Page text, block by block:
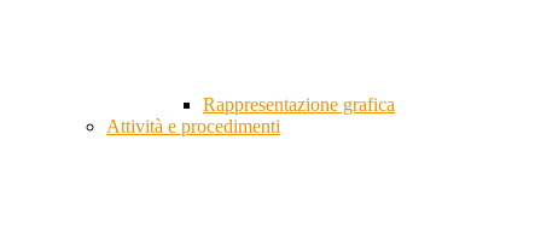
Rappresentazione grafica
Attività e procedimenti